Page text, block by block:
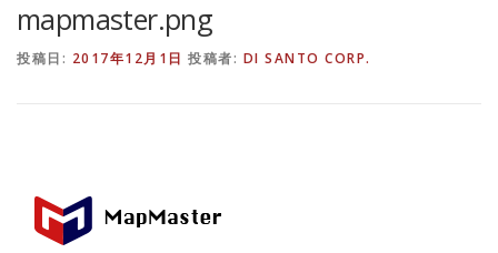
mapmaster.png
投稿日: 2017年12月1日 投稿者: DI SANTO CORP.